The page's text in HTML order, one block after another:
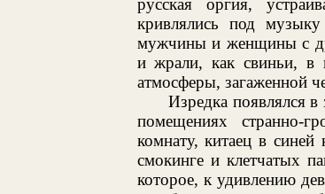
русская оргия,
кривлялись под
мужчины и женщины с
и жрали, как свиньи, в
атмосферы, загаженной
Изредка появлялся
помещениях странно-
комнату, китаец в
смокинге и клетчатых
которое, к удивлению